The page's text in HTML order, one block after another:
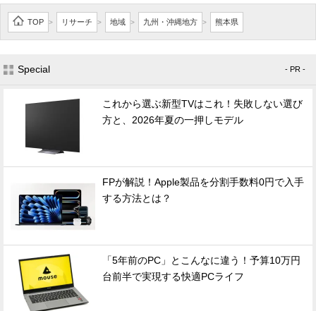
TOP > リサーチ > 地域 > 九州・沖縄地方 > 熊本県
Special - PR -
これから選ぶ新型TVはこれ！失敗しない選び
方と、2026年夏の一押しモデル
FPが解説！Apple製品を分割手数料0円で入手
する方法とは？
「5年前のPC」とこんなに違う！予算10万円
台前半で実現する快適PCライフ